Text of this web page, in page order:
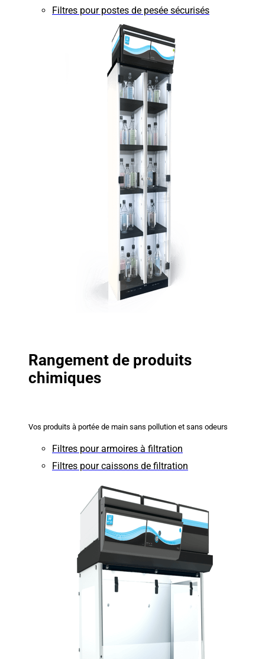
Filtres pour postes de pesée sécurisés
Rangement de produits
chimiques
Vos produits à portée de main sans pollution et sans odeurs
Filtres pour armoires à filtration
Filtres pour caissons de filtration